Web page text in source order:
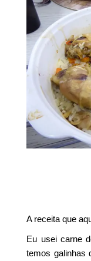
A receita que
Eu usei carne
temos galinhas